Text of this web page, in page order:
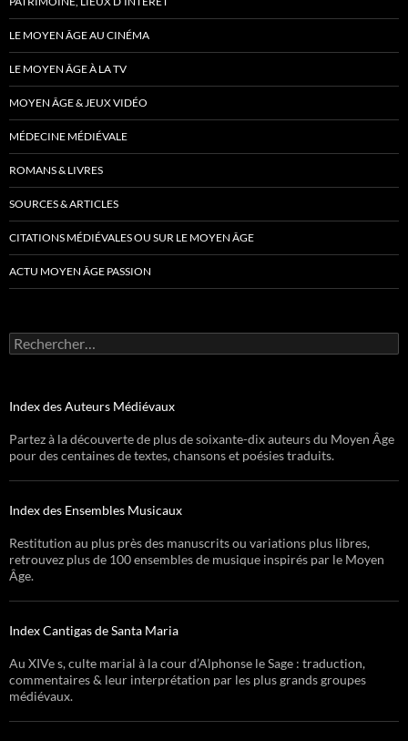
LE MOYEN ÂGE AU CINÉMA
LE MOYEN ÂGE À LA TV
MOYEN ÂGE & JEUX VIDÉO
MÉDECINE MÉDIÉVALE
ROMANS & LIVRES
SOURCES & ARTICLES
CITATIONS MÉDIÉVALES OU SUR LE MOYEN ÂGE
ACTU MOYEN ÂGE PASSION
Rechercher :
Index des Auteurs Médiévaux
Partez à la découverte de plus de soixante-dix auteurs du Moyen Âge
pour des centaines de textes, chansons et poésies traduits.
Index des Ensembles Musicaux
Restitution au plus près des manuscrits ou variations plus libres,
retrouvez plus de 100 ensembles de musique inspirés par le Moyen
Âge.
Index Cantigas de Santa Maria
Au XIVe s, culte marial à la cour d’Alphonse le Sage : traduction,
commentaires & leur interprétation par les plus grands groupes
médiévaux.